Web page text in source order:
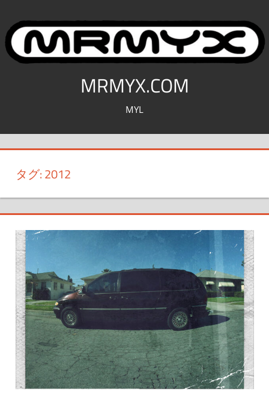
テ
ッ
MRMYX.COM
MYL
タグ:2012